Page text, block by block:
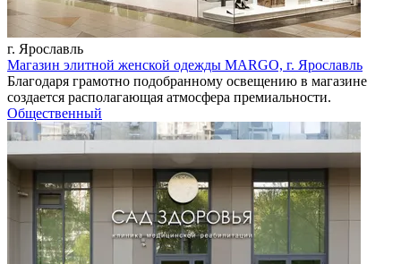
г. Ярославль
Магазин элитной женской одежды MARGO, г. Ярославль
Благодаря грамотно подобранному освещению в магазине
создается располагающая атмосфера премиальности.
Общественный